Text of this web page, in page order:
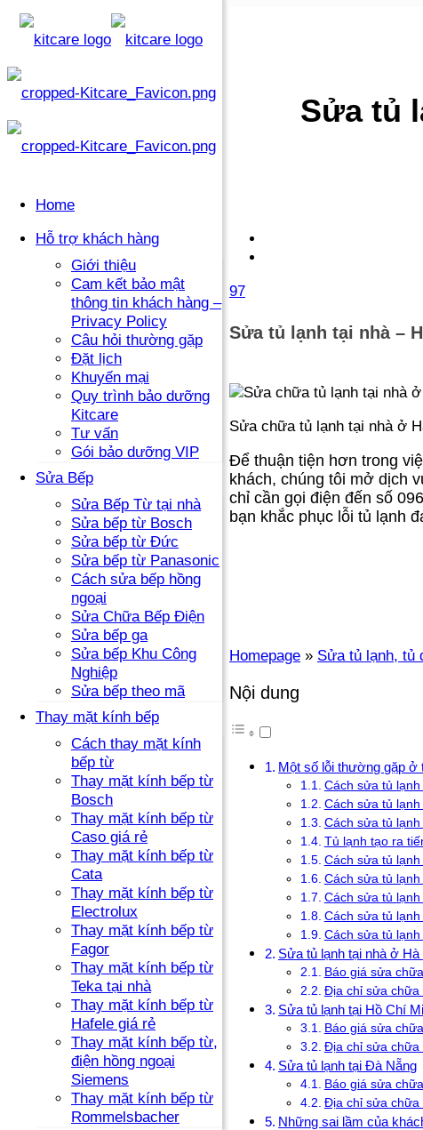
Home
Hỗ trợ khách hàng
Giới thiệu
Cam kết bảo mật
thông tin khách hàng –
Privacy Policy
Câu hỏi thường gặp
Đặt lịch
Khuyến mại
Quy trình bảo dưỡng
Kitcare
Tư vấn
Gói bảo dưỡng VIP
Sửa Bếp
Sửa Bếp Từ tại nhà
Sửa bếp từ Bosch
Sửa bếp từ Đức
Sửa bếp từ Panasonic
Cách sửa bếp hồng
ngoại
Sửa Chữa Bếp Điện
Sửa bếp ga
Sửa bếp Khu Công
Nghiệp
Sửa bếp theo mã
Thay mặt kính bếp
Cách thay mặt kính
bếp từ
Thay mặt kính bếp từ
Bosch
Thay mặt kính bếp từ
Caso giá rẻ
Thay mặt kính bếp từ
Cata
Thay mặt kính bếp từ
Electrolux
Thay mặt kính bếp từ
Fagor
Thay mặt kính bếp từ
Teka tại nhà
Thay mặt kính bếp từ
Hafele giá rẻ
Thay mặt kính bếp từ,
điện hồng ngoại
Siemens
Thay mặt kính bếp từ
Rommelsbacher
Sửa tủ
97
Sửa tủ lạnh tại nhà –
Sửa chữa tủ lạnh tại nhà ở
Để thuận tiện hơn trong
khách, chúng tôi mở dịch
chỉ cần gọi điện đến số
bạn khắc phục lỗi tủ lạnh
Homepage » Sửa tủ lạnh, tủ
Nội dung
Một số lỗi thường gặp ở
Cách sửa tủ
Cách sửa tủ
Cách sửa tủ
Tủ lạnh tạo ra
Cách sửa tủ
Cách sửa tủ
Cách sửa tủ lạnh
Cách sửa tủ
Cách sửa tủ
Sửa tủ lạnh tại nhà ở Hà
Báo giá sửa
Địa chỉ sửa chữa
Sửa tủ lạnh tại Hồ Chí
Báo giá sửa
Địa chỉ sửa chữa
Sửa tủ lạnh tại Đà Nẵng
Báo giá sửa
Địa chỉ sửa chữa
Những sai lầm của